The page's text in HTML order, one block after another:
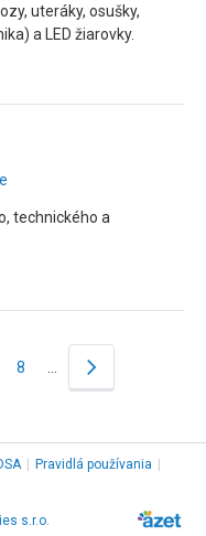
uteráky, osušky,
a LED žiarovky.
technického a
8
Pravidlá používania
s.r.o.